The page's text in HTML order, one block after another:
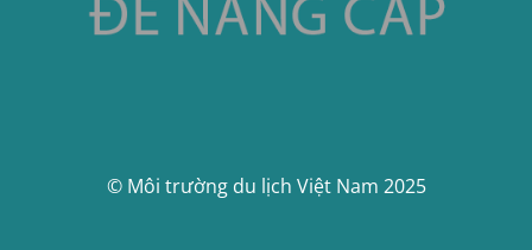
© Môi trường du lịch Việt Nam 2025